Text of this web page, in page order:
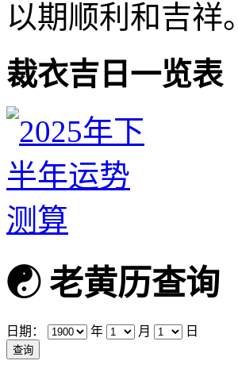
以期顺利和吉祥。
裁衣吉日一览表
☯老黄历查询
日期： 年 月 日